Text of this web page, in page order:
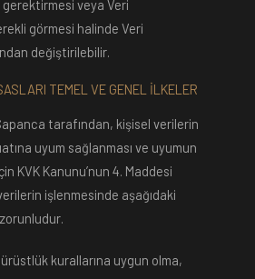
veya Veri
görmesi halinde Veri
değiştirilebilir.
TEMEL VE GENEL İLKELER
tarafından, kişisel verilerin
uyum sağlanması ve uyumun
KVK Kanunu’nun 4. Maddesi
işlenmesinde aşağıdaki
kurallarına uygun olma,